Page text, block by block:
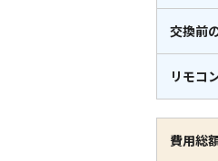
交換前
リモコ
費用総